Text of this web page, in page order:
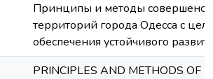
Принципы и методы
территорий города Одесса с
обеспечения устойчивого
PRINCIPLES AND METHODS OF